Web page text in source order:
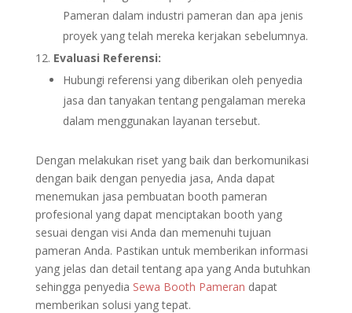
Pameran dalam industri pameran dan apa jenis
proyek yang telah mereka kerjakan sebelumnya.
Evaluasi Referensi:
Hubungi referensi yang diberikan oleh penyedia
jasa dan tanyakan tentang pengalaman mereka
dalam menggunakan layanan tersebut.
Dengan melakukan riset yang baik dan berkomunikasi
dengan baik dengan penyedia jasa, Anda dapat
menemukan jasa pembuatan booth pameran
profesional yang dapat menciptakan booth yang
sesuai dengan visi Anda dan memenuhi tujuan
pameran Anda. Pastikan untuk memberikan informasi
yang jelas dan detail tentang apa yang Anda butuhkan
sehingga penyedia Sewa Booth Pameran dapat
memberikan solusi yang tepat.